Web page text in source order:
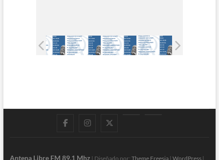
FacebookInstagram
Antena Libre FM 89.1 Mhz | Diseñado por: Theme Freesia| WordPress|